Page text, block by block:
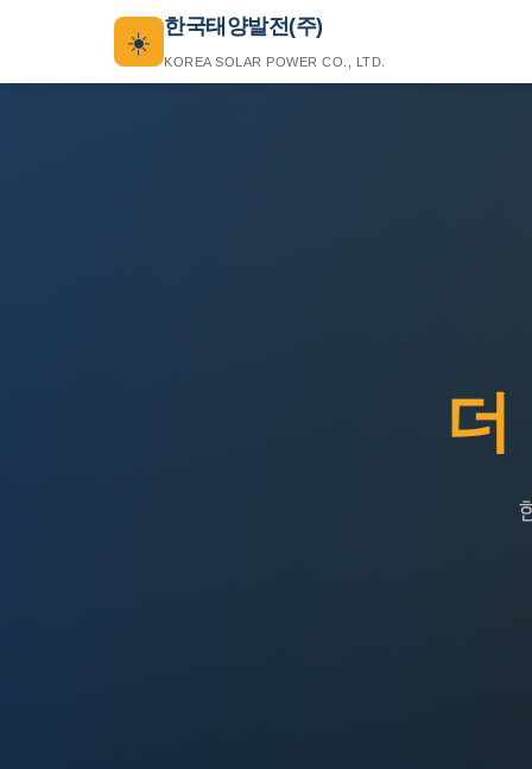
☀️
한국태양발전(주)
KOREA SOLAR POWER CO., LTD.
더